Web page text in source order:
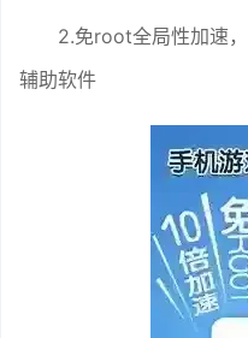
2.免root全局性加速
辅助软件